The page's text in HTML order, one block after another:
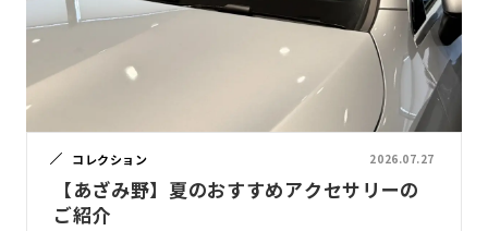
コレクション 2026.07.27
【あざみ野】夏のおすすめアクセサリーの
ご紹介